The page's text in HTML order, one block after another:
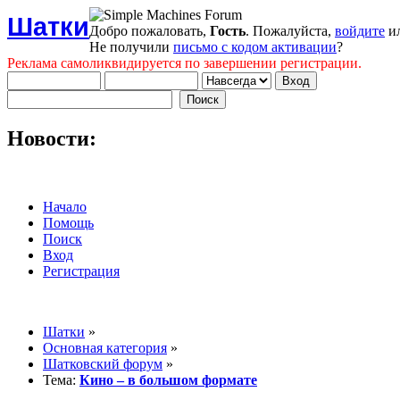
ШаткиДобро пожаловать, Гость. Пожалуйста, войдите
Не получили письмо с кодом активации?
Реклама самоликвидируется по завершении регистрации.
Новости:
Начало
Помощь
Поиск
Вход
Регистрация
Шатки »
Основная категория »
Шатковский форум »
Тема: Кино – в большом формате